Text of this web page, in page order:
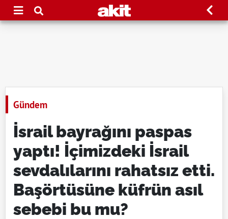
Gündem
İsrail bayrağını paspas
yaptı! İçimizdeki İsrail
sevdalılarını rahatsız etti.
Başörtüsüne küfrün asıl
sebebi bu mu?